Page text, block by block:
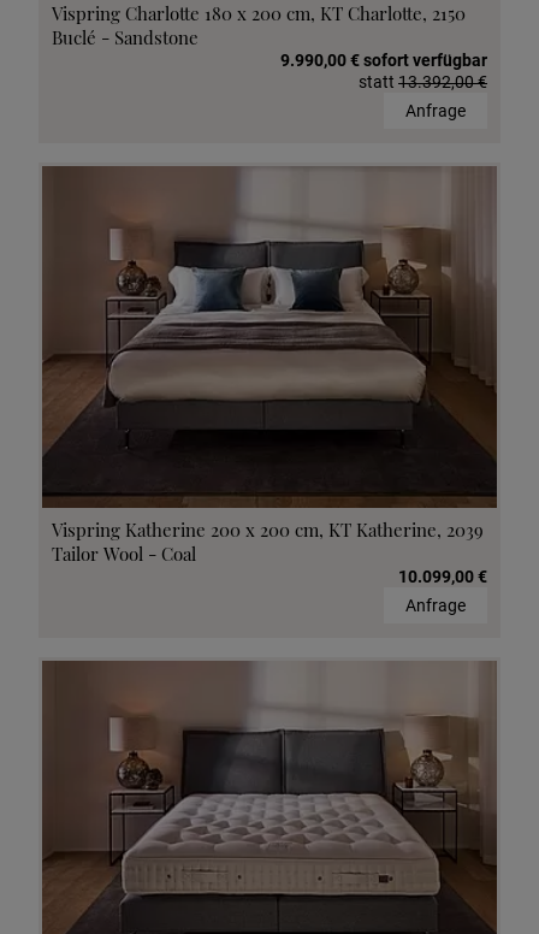
Vispring Charlotte 180 x 200 cm, KT Charlotte, 2150
Buclé - Sandstone
9.990,00 € sofort verfügbar
statt 13.392,00 €
Anfrage
Vispring Katherine 200 x 200 cm, KT Katherine, 2039
Tailor Wool - Coal
10.099,00 €
Anfrage